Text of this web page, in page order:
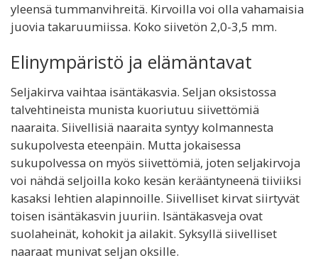
yleensä tummanvihreitä. Kirvoilla voi olla vahamaisia
juovia takaruumiissa. Koko siivetön 2,0-3,5 mm.
Elinympäristö ja elämäntavat
Seljakirva vaihtaa isäntäkasvia. Seljan oksistossa
talvehtineista munista kuoriutuu siivettömiä
naaraita. Siivellisiä naaraita syntyy kolmannesta
sukupolvesta eteenpäin. Mutta jokaisessa
sukupolvessa on myös siivettömiä, joten seljakirvoja
voi nähdä seljoilla koko kesän kerääntyneenä tiiviiksi
kasaksi lehtien alapinnoille. Siivelliset kirvat siirtyvät
toisen isäntäkasvin juuriin. Isäntäkasveja ovat
suolaheinät, kohokit ja ailakit. Syksyllä siivelliset
naaraat munivat seljan oksille.